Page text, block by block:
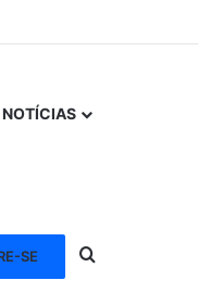
NOTÍCIAS
SE Procurar por